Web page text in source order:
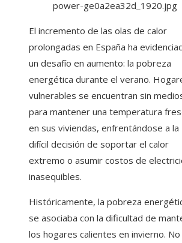
El incremento de las olas de calor
prolongadas en España ha
un desafío en aumento: la pobreza
energética durante el verano.
vulnerables se encuentran sin
para mantener una temperatura
en sus viviendas, enfrentándose a la
difícil decisión de soportar el calor
extremo o asumir costos de
inasequibles.
Históricamente, la pobreza
se asociaba con la dificultad de
los hogares calientes en invierno. No